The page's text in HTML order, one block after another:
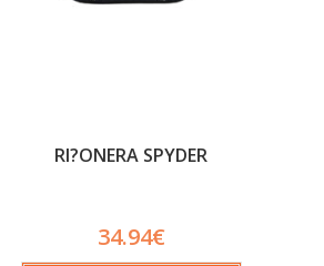
RI?ONERA SPYDER
34.94€